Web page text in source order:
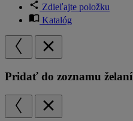
Zdieľajte položku
Katalóg
Pridať do zoznamu želaní